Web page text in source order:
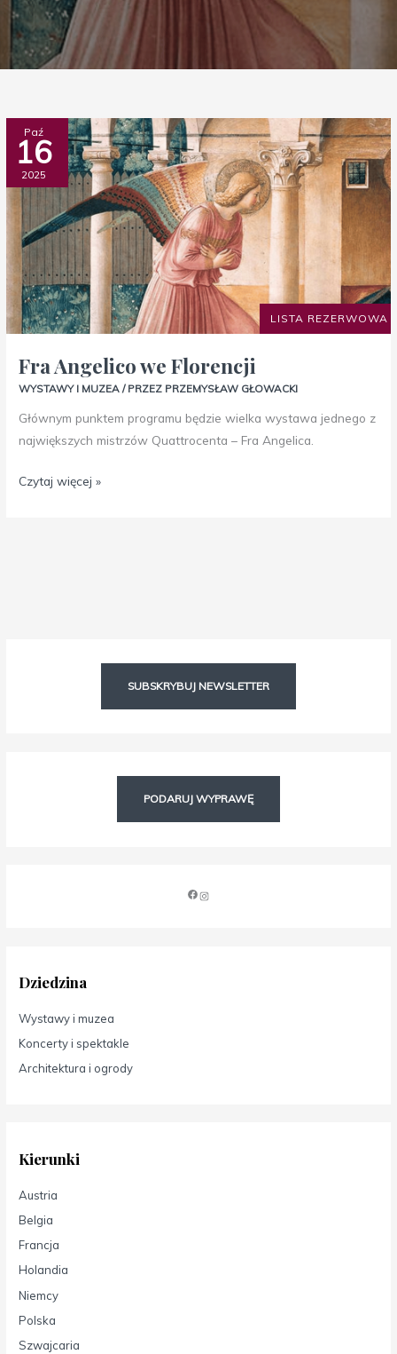
LISTA REZERWOWA
Paź
16
2025
Fra Angelico we Florencji
WYSTAWY I MUZEA / PRZEZ PRZEMYSŁAW GŁOWACKI
Głównym punktem programu będzie wielka wystawa jednego z
największych mistrzów Quattrocenta – Fra Angelica.
Fra
Angelico
we
Florencji
Czytaj więcej »
SUBSKRYBUJ NEWSLETTER
PODARUJ WYPRAWĘ
Dziedzina
Wystawy i muzea
Koncerty i spektakle
Architektura i ogrody
Kierunki
Austria
Belgia
Francja
Holandia
Niemcy
Polska
Szwajcaria